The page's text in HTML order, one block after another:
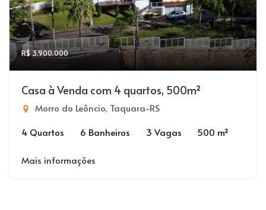
R$ 3.900.000
Casa à Venda com 4 quartos, 500m²
Morro do Leôncio, Taquara-RS
4 Quartos
6 Banheiros 3 Vagas 500 m²
Mais informações